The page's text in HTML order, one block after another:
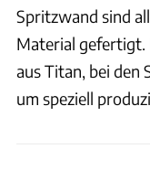
Spritzwand sind
Material gefertigt.
aus Titan, bei den
um speziell